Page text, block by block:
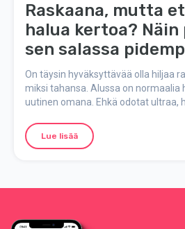
Raskaana, mutta
halua kertoa? Näin
sen salassa
On täysin hyväksyttävää olla hiljaa
miksi tahansa. Alussa on normaalia
uutinen omana. Ehkä odotat ultraa,
vielä valmis. Tässä älykkäitä vinkkejä,
avulla voit piilottaa raskautesi hetken
Lue lisää